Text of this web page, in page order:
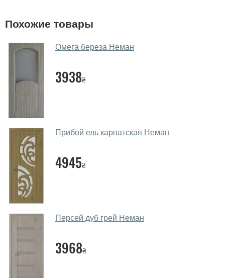
У вас большой магазин?
дверей.
Помогаете ли вы выбрать дверные
через мессенджеры, онлайн чат или непосредственно
в нашем салоне-магазине.
Какие основные особенности и
преимущества ваших межкомнатных
Каркас полотна межкомнатных дверей производится
из евробруса (собственной сушки), который
покрывается МДФ накладками толщиной 20 мм.
Благодаря такой толщине МДФ, вся конструкция
выходит очень крепкой и надежной.
Какие дверные полотна посоветуете?
Наши рекомендации зависят от необходимых
Похожие товары
Омега береза Неман
3938₴
Прибой ель карпатская Неман
4945₴
Персей дуб грей Неман
3968₴